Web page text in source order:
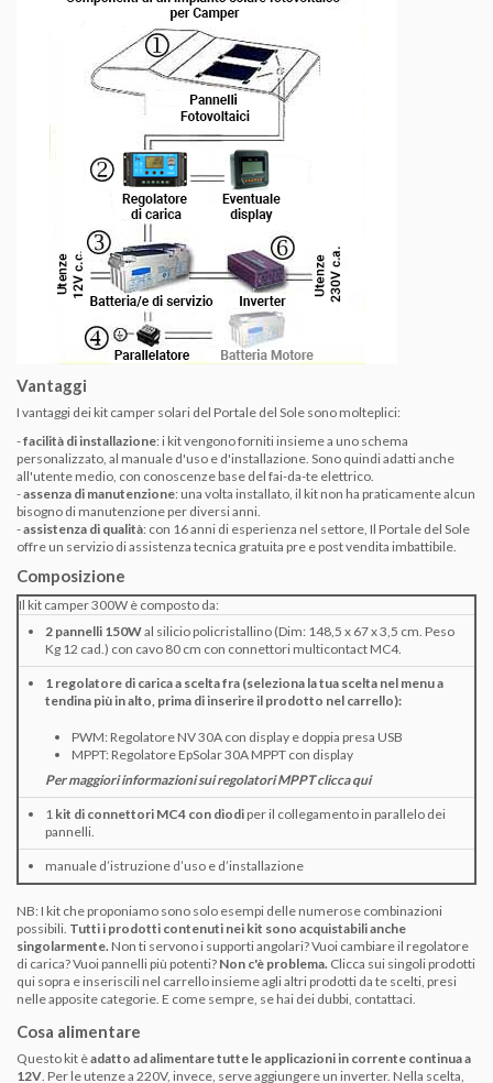
Vantaggi
I vantaggi dei kit camper solari del Portale del Sole sono molteplici:
-facilità di installazione: i kit vengono forniti insieme a uno schema
personalizzato, al manuale d'uso e d'installazione. Sono quindi adatti anche
all'utente medio, con conoscenze base del fai-da-te elettrico.
-assenza di manutenzione: una volta installato, il kit non ha praticamente alcun
bisogno di manutenzione per diversi anni.
-assistenza di qualità: con 16 anni di esperienza nel settore, Il Portale del Sole
offre un servizio di assistenza tecnica gratuita pre e post vendita imbattibile.
Composizione
Il kit camper 300W è composto da:
2 pannelli 150Wal silicio policristallino (Dim: 148,5 x 67 x 3,5 cm. Peso
Kg 12 cad.) con cavo 80 cm con connettori multicontact MC4.
1 regolatore di carica a scelta fra (seleziona la tua scelta nel menu a
tendina più in alto, prima di inserire il prodotto nel carrello):
PWM: Regolatore NV 30A con display e doppia presa USB
MPPT: Regolatore EpSolar 30A MPPT con display
Per maggiori informazioni sui regolatori MPPT clicca qui
1 kit di connettori MC4 con diodi per il collegamento in parallelo dei
pannelli.
manuale d’istruzione d’uso e d’installazione
NB: I kit che proponiamo sono solo esempi delle numerose combinazioni
possibili. Tutti i prodotti contenuti nei kit sono acquistabili anche
singolarmente. Non ti servono i supporti angolari? Vuoi cambiare il regolatore
di carica? Vuoi pannelli più potenti? Non c'è problema. Clicca sui singoli prodotti
qui sopra e inseriscili nel carrello insieme agli altri prodotti da te scelti, presi
nelle apposite categorie. E come sempre, se hai dei dubbi, contattaci.
Cosa alimentare
Questo kit èadatto ad alimentare tutte le applicazioni in corrente continua a
12V. Per le utenze a 220V, invece, serve aggiungere un inverter. Nella scelta,